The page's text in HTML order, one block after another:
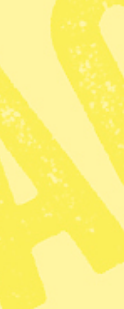
EU-kommissionen trappar upp
landets nya lagar för
”Det civila samhället är själva
demokratiska samhällen och
begränsas i sitt arbete. Vi har
noga och kommit till slutsatsen
med EU-lag”, skriver
ordförande Frans Timmermans i
Ungern kräver bland annat en
ekonomisk redovisning från
organisationer, vilket kritikerna
stoppa olika organisationer av
EU-kommissionen ger nu landet
svara på kritiken. Parallellt får
på sig att reagera kring tidigare
begränsningar för icke-ungerska
I båda fallen riskerar Ungern att